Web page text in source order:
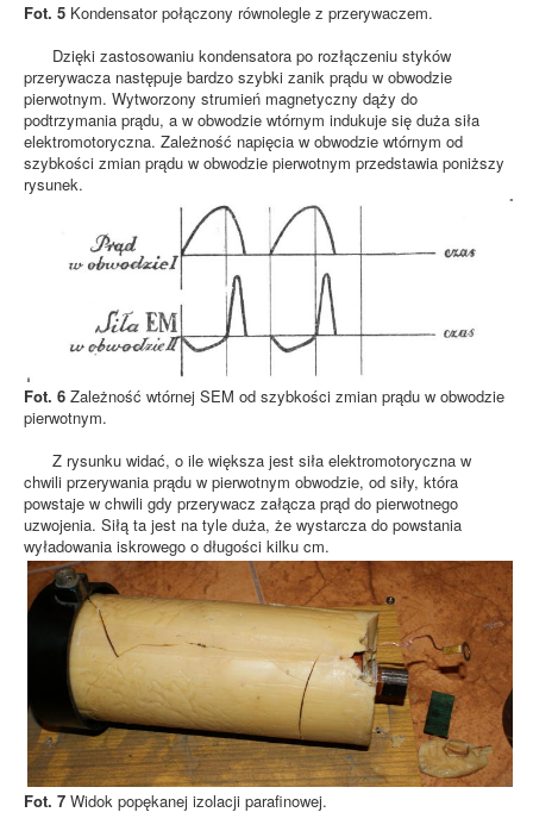
Fot. 5 Kondensator połączony równolegle z przerywaczem.
Dzięki zastosowaniu kondensatora po rozłączeniu styków
przerywacza następuje bardzo szybki zanik prądu w obwodzie
pierwotnym. Wytworzony strumień magnetyczny dąży do
podtrzymania prądu, a w obwodzie wtórnym indukuje się duża siła
elektromotoryczna. Zależność napięcia w obwodzie wtórnym od
szybkości zmian prądu w obwodzie pierwotnym przedstawia poniższy
rysunek.
Fot. 6 Zależność wtórnej SEM od szybkości zmian prądu w obwodzie
pierwotnym.
Z rysunku widać, o ile większa jest siła elektromotoryczna w
chwili przerywania prądu w pierwotnym obwodzie, od siły, która
powstaje w chwili gdy przerywacz załącza prąd do pierwotnego
uzwojenia. Siłą ta jest na tyle duża, że wystarcza do powstania
wyładowania iskrowego o długości kilku cm.
Fot. 7 Widok popękanej izolacji parafinowej.